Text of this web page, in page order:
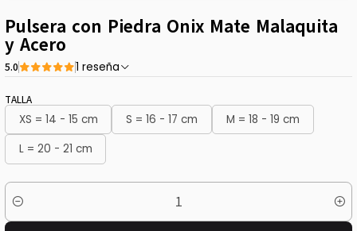
Pulsera con Piedra Onix Mate Malaquita
y Acero
5.0 1 reseña
TALLA
XS = 14 - 15 cm S = 16 - 17 cm
M = 18 - 19 cm
L = 20 - 21 cm
Cantidad